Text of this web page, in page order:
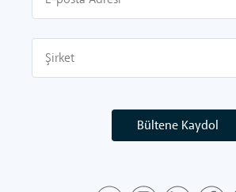
Bültene Kaydol